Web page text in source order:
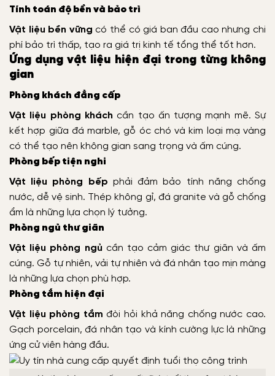
Tính toán độ bền và bảo trì
Vật liệu bền vững có thể có giá ban đầu cao nhưng chi
phí bảo trì thấp, tạo ra giá trị kinh tế tổng thể tốt hơn.
Ứng dụng vật liệu hiện đại trong từng không
gian
Phòng khách đẳng cấp
Vật liệu phòng khách cần tạo ấn tượng mạnh mẽ. Sự
kết hợp giữa đá marble, gỗ óc chó và kim loại mạ vàng
có thể tạo nên không gian sang trọng và ấm cúng.
Phòng bếp tiện nghi
Vật liệu phòng bếp phải đảm bảo tính năng chống
nước, dễ vệ sinh. Thép không gỉ, đá granite và gỗ chống
ẩm là những lựa chọn lý tưởng.
Phòng ngủ thư giãn
Vật liệu phòng ngủ cần tạo cảm giác thư giãn và ấm
cúng. Gỗ tự nhiên, vải tự nhiên và đá nhân tạo mịn màng
là những lựa chọn phù hợp.
Phòng tắm hiện đại
Vật liệu phòng tắm đòi hỏi khả năng chống nước cao.
Gạch porcelain, đá nhân tạo và kính cường lực là những
ứng cử viên hàng đầu.